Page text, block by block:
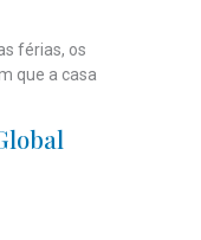
férias, os
que a casa